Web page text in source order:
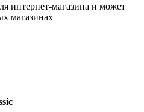
интернет-магазина и может
магазинах